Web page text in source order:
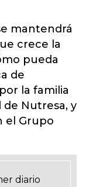
mantendrá
crece la
pueda
de
la familia
de Nutresa, y
el Grupo
diario